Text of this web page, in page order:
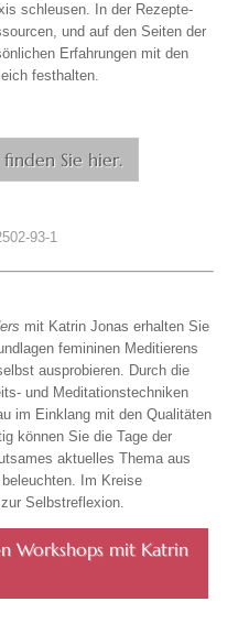
schleusen. In der Rezepte-
und auf den Seiten der
Erfahrungen mit den
festhalten.
finden Sie hier.
93-1
mit Katrin Jonas erhalten Sie
femininen Meditierens
ausprobieren. Durch die
und Meditationstechniken
im Einklang mit den Qualitäten
können Sie die Tage der
aktuelles Thema aus
Im Kreise
Selbstreflexion.
Workshops mit Katrin